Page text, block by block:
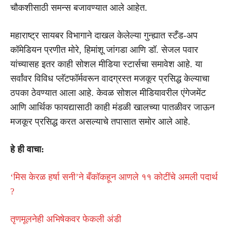
चौकशीसाठी समन्स बजावण्यात आले आहेत.
महाराष्ट्र सायबर विभागाने दाखल केलेल्या गुन्ह्यात स्टँड-अप
कॉमेडियन प्रणीत मोरे, हिमांशू जांगडा आणि डॉ. सेजल पवार
यांच्यासह इतर काही सोशल मीडिया स्टार्सचा समावेश आहे. या
सर्वांवर विविध प्लॅटफॉर्मवरून वादग्रस्त मजकूर प्रसिद्ध केल्याचा
ठपका ठेवण्यात आला आहे. केवळ सोशल मीडियावरील एंगेजमेंट
आणि आर्थिक फायद्यासाठी काही मंडळी खालच्या पातळीवर जाऊन
मजकूर प्रसिद्ध करत असल्याचे तपासात समोर आले आहे.
हे ही वाचा:
‘मिस केरळ हर्षा सनी’ने बँकॉकहून आणले ११ कोटींचे अमली पदार्थ
?
तृणमूलनेही अभिषेकवर फेकली अंडी